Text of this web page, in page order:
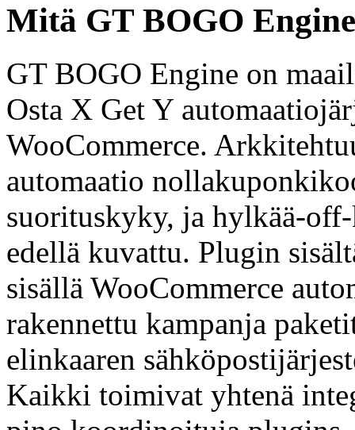
Mitä GT BOGO
GT BOGO Engine on
Osta X Get Y
WooCommerce.
automaatio
suorituskyky, ja hylkää-
edellä kuvattu. Plugin
sisällä WooCommerce
rakennettu kampanja
elinkaaren
Kaikki toimivat yhtenä